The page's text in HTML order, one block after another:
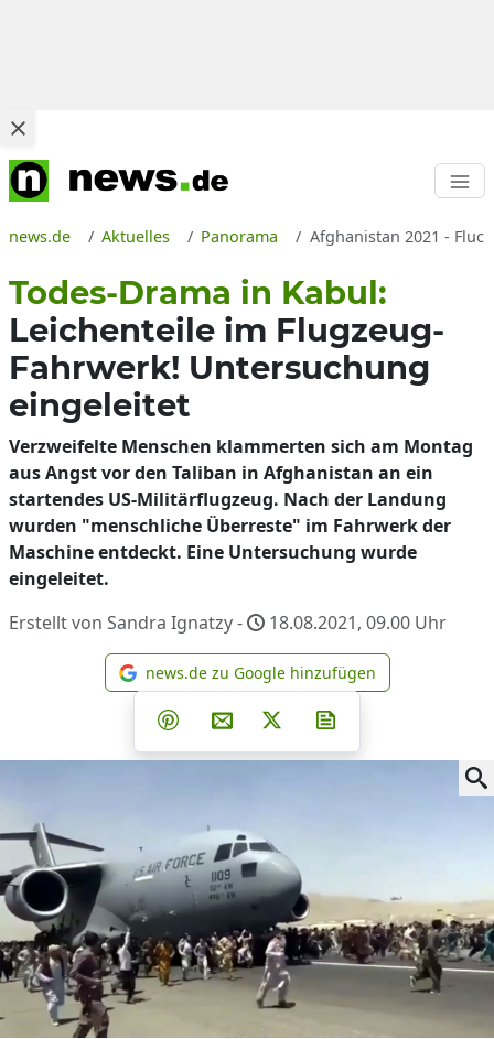
news.de Aktuelles Panorama Afghanistan 2021 -
Todes-Drama in Kabul:
Leichenteile im Flugzeug-
Fahrwerk! Untersuchung
eingeleitet
Verzweifelte Menschen klammerten sich am Montag
aus Angst vor den Taliban in Afghanistan an ein
startendes US-Militärflugzeug. Nach der Landung
wurden "menschliche Überreste" im Fahrwerk der
Maschine entdeckt. Eine Untersuchung wurde
eingeleitet.
Erstellt von Sandra Ignatzy -
18.08.2021, 09.00 Uhr
news.de zu Google
news.de zu Google hinzufügen
Teilen auf Facebook
Teilen auf Whatsapp
Teilen auf Telegram
Teilen auf Pinterest
Per E-Mail teilen
Post auf X